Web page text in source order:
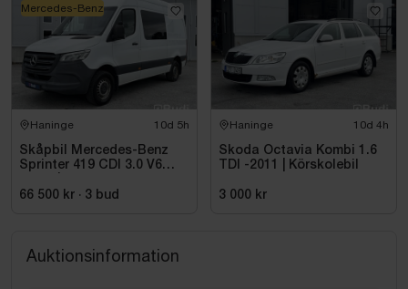
Haninge 10d 5h
Skåpbil Mercedes-Benz
Sprinter 419 CDI 3.0 V6
66 500 kr · 3 bud
Mercedes-Benz
Haninge 10d 4h
Skoda Octavia Kombi 1.6
TDI -2011 | Körskolebil
3 000 kr
Auktionsinformation